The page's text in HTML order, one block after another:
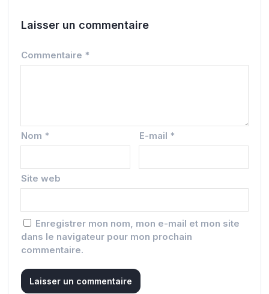
Laisser un commentaire
Commentaire *
Nom * E-mail *
Site web
Enregistrer mon nom, mon e-mail et mon site
dans le navigateur pour mon prochain
commentaire.